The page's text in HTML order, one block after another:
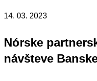
14. 03. 2023
Nórske
návšteve